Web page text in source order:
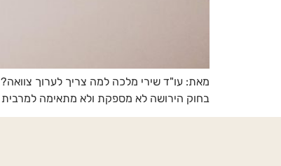
מאת: עו"ד שירי מלכה למה צריך לערוך
בחוק הירושה לא מספקת ולא מתאימה